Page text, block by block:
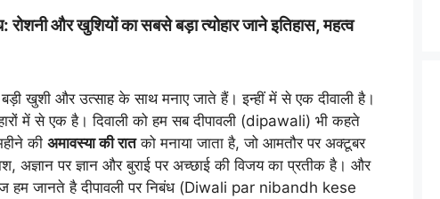
और खुशियों का सबसे बड़ा त्योहार जाने इतिहास, महत्व
खुशी और उत्साह के साथ मनाए जाते हैं। इन्हीं में से एक दीवाली है।
में से एक है। दिवाली को हम सब दीपावली (dipawali) भी कहते
की अमावस्या की रातको मनाया जाता है, जो आमतौर पर अक्टूबर
अज्ञान पर ज्ञान और बुराई पर अच्छाई की विजय का प्रतीक है। और
हम जानते है दीपावली पर निबंध (Diwali par nibandh kese